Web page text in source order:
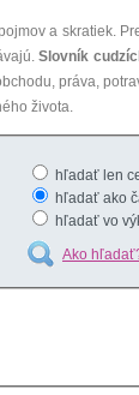
a skratiek.
Slovník
práva,
života.
hľadať len
hľadať ako
hľadať vo
Ako